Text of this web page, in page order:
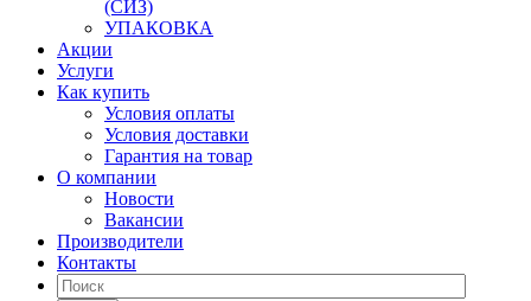
(СИЗ)
УПАКОВКА
Акции
Услуги
Как купить
Условия оплаты
Условия доставки
Гарантия на товар
О компании
Новости
Вакансии
Производители
Контакты